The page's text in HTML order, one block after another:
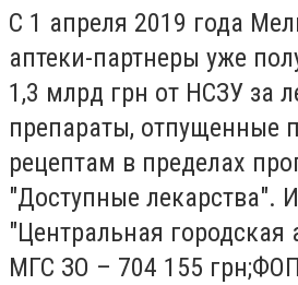
С 1 апреля 2019 года
аптеки-партнеры уже
1,3 млрд грн от НСЗУ за
препараты, отпущенные
рецептам в пределах
"Доступные лекарства". И
"Центральная
МГС ЗО – 704 155 грн;